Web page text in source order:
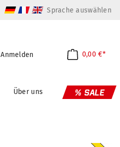
Sprache auswählen
Anmelden 0,00 €*
Über uns % SALE